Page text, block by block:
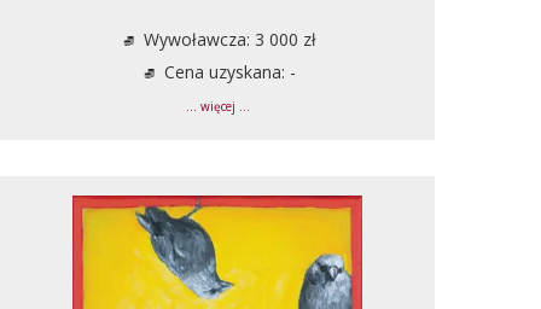
Wywoławcza: 3 000 zł
Cena uzyskana: -
... więcej ...